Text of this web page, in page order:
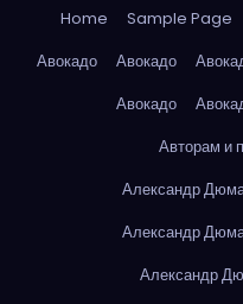
Home Sample Page
Авокадо
Авокадо
Авокадо
Авторам и
Александр
Александр
Александр